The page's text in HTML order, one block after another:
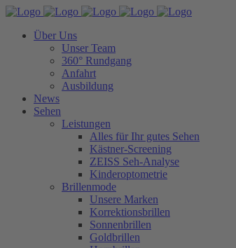
Über Uns
Unser Team
360° Rundgang
Anfahrt
Ausbildung
News
Sehen
Leistungen
Alles für Ihr gutes Sehen
Kästner-Screening
ZEISS Seh-Analyse
Kinderoptometrie
Brillenmode
Unsere Marken
Korrektionsbrillen
Sonnenbrillen
Goldbrillen